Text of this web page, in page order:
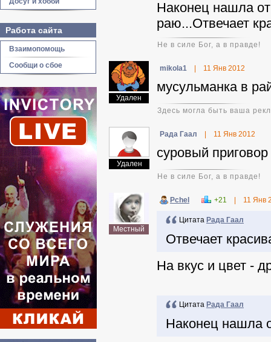
Работа сайта
Взаимопомощь
Сообщи о сбое
Наконец нашла
раю...Отвечает
Не в силе Бог, а в правде!
Удален
mikola1 11 Янв 2012
мусульманка в
Здесь могла быть ваша
Удален
Рада Гаал 11 Янв 2012
суровый
Не в силе Бог, а в правде!
Местный
Pchel +21 11 Янв
Цитата Рада Гаал
Отвечает
На вкус и цвет -
Цитата Рада Гаал
Наконец нашла